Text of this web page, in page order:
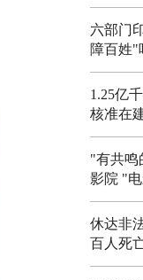
六部门
障百姓"
1.25亿
核准在
"有共鸣
影院 "
休达非
百人死